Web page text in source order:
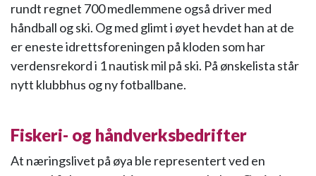
rundt regnet 700 medlemmene også driver med
håndball og ski. Og med glimt i øyet hevdet han at de
er eneste idrettsforeningen på kloden som har
verdensrekord i 1 nautisk mil på ski. På ønskelista står
nytt klubbhus og ny fotballbane.
Fiskeri- og håndverksbedrifter
At næringslivet på øya ble representert ved en